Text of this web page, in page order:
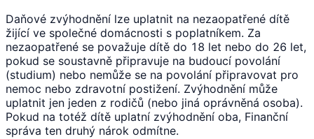
Daňové zvýhodnění lze uplatnit na nezaopatřené dítě
žijící ve společné domácnosti s poplatníkem. Za
nezaopatřené se považuje dítě do 18 let nebo do 26 let,
pokud se soustavně připravuje na budoucí povolání
(studium) nebo nemůže se na povolání připravovat pro
nemoc nebo zdravotní postižení. Zvýhodnění může
uplatnit jen jeden z rodičů (nebo jiná oprávněná osoba).
Pokud na totéž dítě uplatní zvýhodnění oba, Finanční
správa ten druhý nárok odmítne.